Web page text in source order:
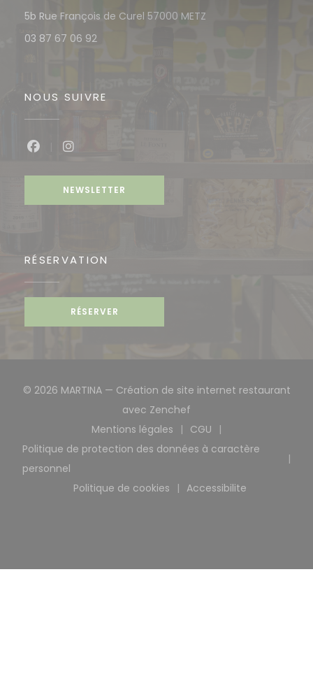
5b Rue François de Curel 57000 METZ
03 87 67 06 92
NOUS SUIVRE
Facebook ((ouvre une nouvelle fenêtre))
NEWSLETTER
RÉSERVATION
RÉSERVER
© 2026 MARTINA — Création de site internet restaurant
avec Zenchef
Mentions légales
((ouvre une nouvelle fenêtre))
CGU
((ouvre une
Politique de protection des données à caractère
personnel
((ouvre une nouvelle fenêtre))
Politique de cookies
((ouvre une nouvelle fenêtre))
Accessibilite